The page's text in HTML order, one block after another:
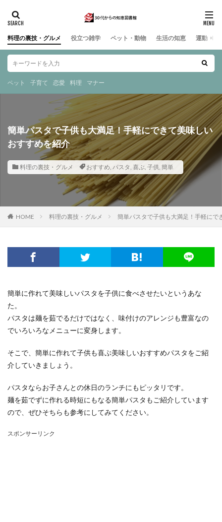
料理の裏技・グルメ 役立つ雑学 ペット・動物 生活の知恵 運動・ス
ペット 子育て 恋愛 料理 マナー
簡単パスタで子供も大満足！手軽にできて美味しい
おすすめを紹介
料理の裏技・グルメ おすすめ, パスタ, 喜ぶ, 子供, 簡単
HOME 料理の裏技・グルメ 簡単パスタで子供も大満足！手軽にで
簡単に作れて美味しいパスタを子供に食べさせたいというあな
た。
パスタは麺を茹でるだけではなく、味付けのアレンジも豊富なの
でいろいろなメニューに変身します。
そこで、簡単に作れて子供も喜ぶ美味しいおすすめパスタをご紹
介していきましょう。
パスタならお子さんとの休日のランチにもピッタリです。
麺を茹でずに作れる時短にもなる簡単パスタもご紹介しています
ので、ぜひそちらも参考にしてみてください。
スポンサーリンク